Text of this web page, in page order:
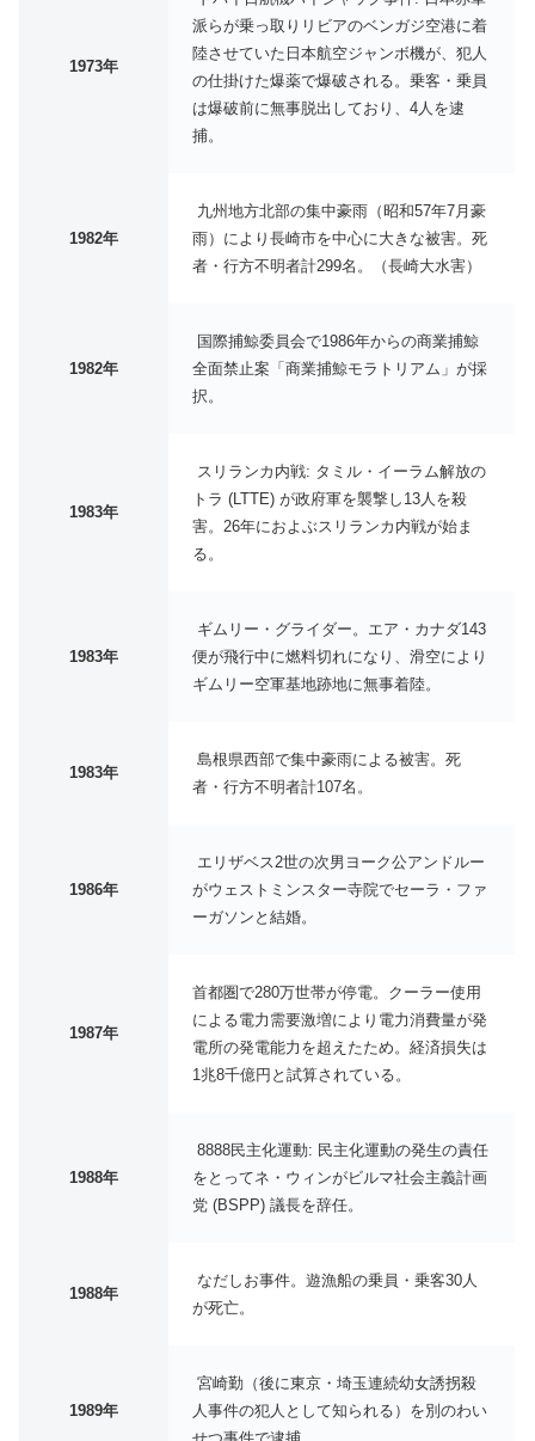
1973年
派らが乗っ取りリビアのベンガジ空港に着
陸させていた日本航空ジャンボ機が、犯人
の仕掛けた爆薬で爆破される。乗客・乗員
は爆破前に無事脱出しており、4人を逮
捕。
1982年
九州地方北部の集中豪雨（昭和57年7月豪
雨）により長崎市を中心に大きな被害。死
者・行方不明者計299名。（長崎大水害）
1982年
国際捕鯨委員会で1986年からの商業捕鯨
全面禁止案「商業捕鯨モラトリアム」が採
択。
1983年
スリランカ内戦: タミル・イーラム解放の
トラ (LTTE) が政府軍を襲撃し13人を殺
害。26年におよぶスリランカ内戦が始ま
る。
1983年
ギムリー・グライダー。エア・カナダ143
便が飛行中に燃料切れになり、滑空により
ギムリー空軍基地跡地に無事着陸。
1983年
島根県西部で集中豪雨による被害。死
者・行方不明者計107名。
1986年
エリザベス2世の次男ヨーク公アンドルー
がウェストミンスター寺院でセーラ・ファ
ーガソンと結婚。
1987年
首都圏で280万世帯が停電。クーラー使用
による電力需要激増により電力消費量が発
電所の発電能力を超えたため。経済損失は
1兆8千億円と試算されている。
1988年
8888民主化運動: 民主化運動の発生の責任
をとってネ・ウィンがビルマ社会主義計画
党 (BSPP) 議長を辞任。
1988年
なだしお事件。遊漁船の乗員・乗客30人
が死亡。
1989年
宮崎勤（後に東京・埼玉連続幼女誘拐殺
人事件の犯人として知られる）を別のわい